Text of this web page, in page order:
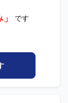
、
を利用
て相手を理
「事業・チ
性、チーム
視点として
ンバーを主
です